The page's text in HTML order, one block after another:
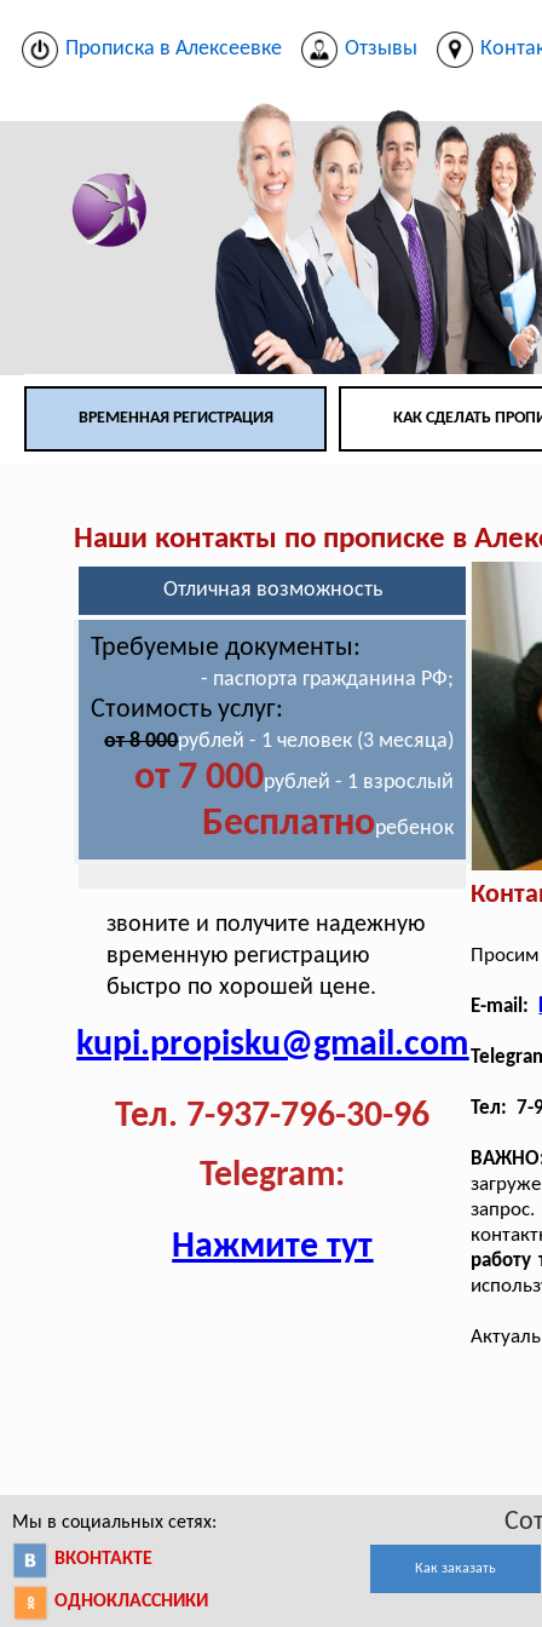
Прописка в Алексеевке Отзывы
ВРЕМЕННАЯ РЕГИСТРАЦИЯ КАК СДЕЛАТЬ
Наши контакты по прописке в
Отличная возможность
Требуемые документы:
- паспорта гражданина РФ;
Стоимость услуг:
от 8 000рублей - 1 человек (3 месяца)
от 7 000рублей - 1 взрослый
Бесплатноребенок
звоните и получите надежную
временную регистрацию
быстро по хорошей цене.
kupi.propisku@gmail.com
Тел. 7-937-796-30-96
Telegram:
Нажмите тут
Просим
E-mail:
Тел: 7-
Мы в социальных сетях:
ВКОНТАКТЕ
ОДНОКЛАССНИКИ
Как заказать